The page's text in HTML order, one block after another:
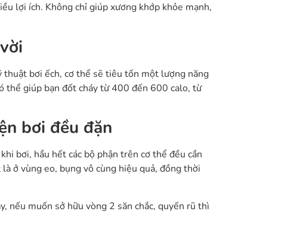
lợi ích. Không chỉ giúp xương khớp khỏe mạnh,
thuật bơi ếch, cơ thể sẽ tiêu tốn một lượng năng
thể giúp bạn đốt cháy từ 400 đến 600 calo, từ
bơi đều đặn
bơi, hầu hết các bộ phận trên cơ thể đều cần
ở vùng eo, bụng vô cùng hiệu quả, đồng thời
nếu muốn sở hữu vòng 2 săn chắc, quyến rũ thì